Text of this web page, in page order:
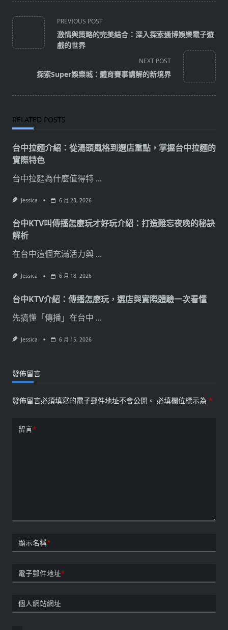
<span
class="nav-
subtitle
reader-
text">Page</span>
PREVIOUS POST
激情與策略的完美結合：深入探索通博娛樂電子遊
戲的世界
NEXT POST
探索Super娛樂城：體育賽事講解的新境界
RELATED POSTS
台中拉麵介紹：從湯頭風格到選店重點，掌握台中拉麵的
實際特色
台中拉麵為什麼值得特 ...
Jessica 6 月 23, 2026
台中KTV叫傳播怎麼玩才好玩介紹：打造難忘夜晚的秘訣
解析
在台中這個充滿活力與 ...
Jessica 6 月 18, 2026
台中KTV介紹：傳播怎麼玩，選店與實際體驗一次看懂
先搞懂「傳播」在台中 ...
Jessica 6 月 15, 2026
發佈留言
發佈留言必須填寫的電子郵件地址不會公開。 必填欄位標示為 *
留言*
顯示名稱*
電子郵件地址*
個人網站網址